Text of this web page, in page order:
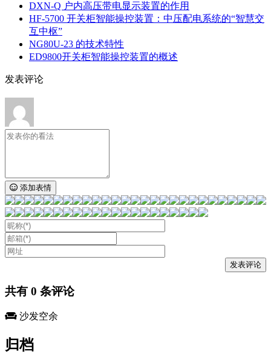
DXN‑Q 户内高压带电显示装置的作用
HF-5700 开关柜智能操控装置：中压配电系统的“智慧交
互中枢”
NG80U-23 的技术特性
ED9800开关柜智能操控装置的概述
发表评论
添加表情
共有 0 条评论
沙发空余
归档